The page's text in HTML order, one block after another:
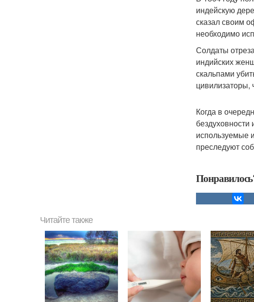
индейскую
сказал своим
необходимо
Солдаты
индийских
скальпами
цивилизаторы,
Когда в
используемые
преследуют
Читайте также